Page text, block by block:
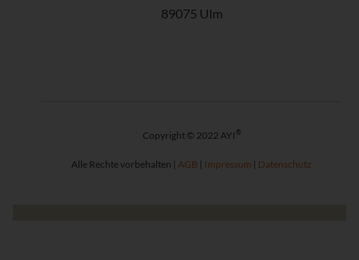
89075 Ulm
Copyright © 2022 AYI ®
Alle Rechte vorbehalten | AGB | Impressum | Datenschutz